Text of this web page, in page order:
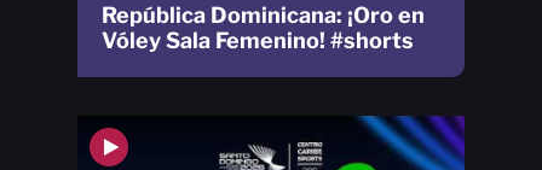
República Dominicana: ¡Oro en
Vóley Sala Femenino! #shorts